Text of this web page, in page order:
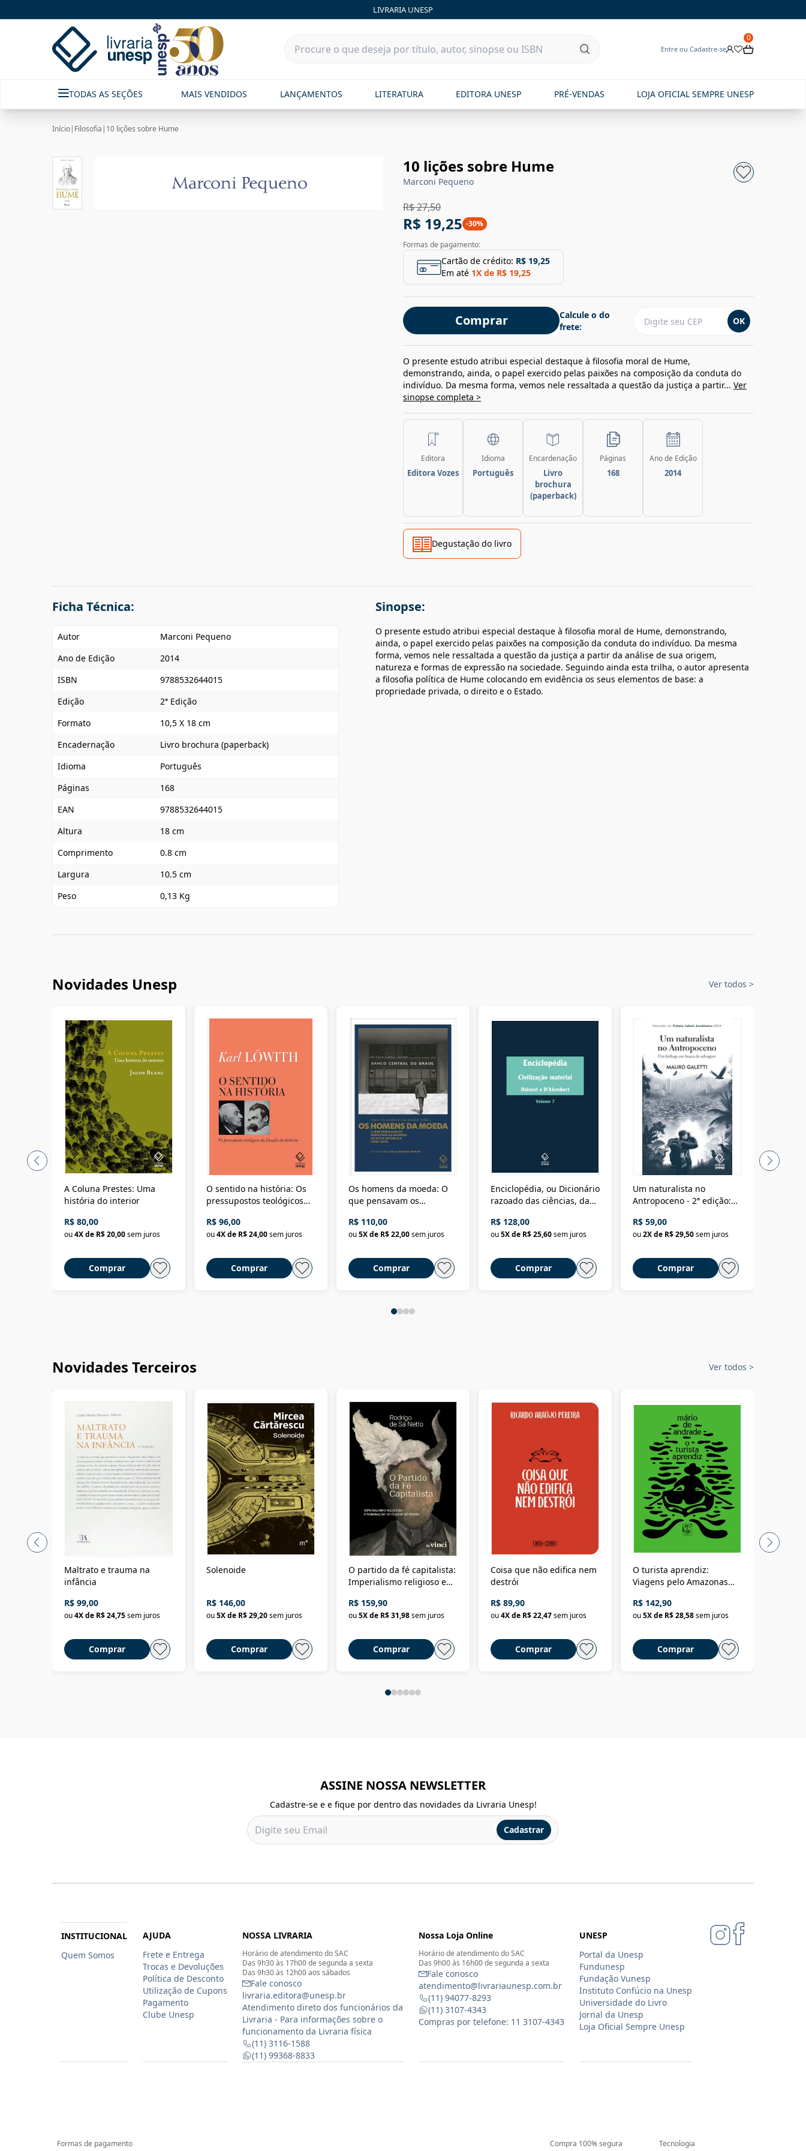
LIVRARIA UNESP
Entre ou Cadastre-se
0
TODAS AS SEÇÕES MAIS VENDIDOS LANÇAMENTOS LITERATURA EDITORA UNESP PRÉ-VENDAS LOJA OFICIAL SEMPRE UNESP
Início| Filosofia | 10 lições sobre Hume
10 lições sobre Hume
Marconi Pequeno
R$ 27,50
R$ 19,25 -30%
Formas de pagamento:
Cartão de crédito: R$ 19,25
Em até 1X de R$ 19,25
Comprar
Calcule o do
frete:
OK
O presente estudo atribui especial destaque à filosofia moral de Hume,
demonstrando, ainda, o papel exercido pelas paixões na composição da conduta do
indivíduo. Da mesma forma, vemos nele ressaltada a questão da justiça a partir... Ver
sinopse completa >
Editora
Editora Vozes
Idioma
Português
Encardenação
Livro
brochura
(paperback)
Páginas
168
Ano de Edição
2014
Degustação do livro
Ficha Técnica:
Autor
Marconi Pequeno
Ano de Edição
2014
ISBN
9788532644015
Edição
2ª Edição
Formato
10,5 X 18 cm
Encadernação
Livro brochura (paperback)
Idioma
Português
Páginas
168
EAN
9788532644015
Altura
18 cm
Comprimento
0.8 cm
Largura
10.5 cm
Peso
0,13 Kg
Sinopse:
O presente estudo atribui especial destaque à filosofia moral de Hume, demonstrando,
ainda, o papel exercido pelas paixões na composição da conduta do indivíduo. Da mesma
forma, vemos nele ressaltada a questão da justiça a partir da análise de sua origem,
natureza e formas de expressão na sociedade. Seguindo ainda esta trilha, o autor apresenta
a filosofia política de Hume colocando em evidência os seus elementos de base: a
propriedade privada, o direito e o Estado.
Novidades Unesp Ver todos >
A Coluna Prestes: Uma
história do interior
R$ 80,00
ou4X de R$ 20,00sem juros
Comprar
O sentido na história: Os
pressupostos teológicos
R$ 96,00
ou4X de R$ 24,00sem juros
Comprar
Os homens da moeda: O
que pensavam os
Nova República (1985-
2018)
R$ 110,00
ou5X de R$ 22,00sem juros
Comprar
Enciclopédia, ou Dicionário
razoado das ciências, das
Civilização material
R$ 128,00
ou5X de R$ 25,60sem juros
Comprar
Um naturalista no
Antropoceno - 2ª edição:
selvagem
R$ 59,00
ou2X de R$ 29,50sem juros
Comprar
Novidades Terceiros Ver todos >
Maltrato e trauma na
infância
R$ 99,00
ou4X de R$ 24,75sem juros
Comprar
Solenoide
R$ 146,00
ou5X de R$ 29,20sem juros
Comprar
O partido da fé capitalista:
Imperialismo religioso e
Brasil
R$ 159,90
ou5X de R$ 31,98sem juros
Comprar
Coisa que não edifica nem
destrói
R$ 89,90
ou4X de R$ 22,47sem juros
Comprar
O turista aprendiz:
Viagens pelo Amazonas
até a Bolívia e por Marajó
até dizer chega
R$ 142,90
ou5X de R$ 28,58sem juros
Comprar
ASSINE NOSSA NEWSLETTER
Cadastre-se e e fique por dentro das novidades da Livraria Unesp!
Cadastrar
INSTITUCIONAL
Quem Somos
AJUDA
Frete e Entrega
Trocas e Devoluções
Política de Desconto
Utilização de Cupons
Pagamento
Clube Unesp
NOSSA LIVRARIA
Horário de atendimento do SAC
Das 9h30 às 17h00 de segunda a sexta
Das 9h30 às 12h00 aos sábados
Fale conosco
livraria.editora@unesp.br
Atendimento direto dos funcionários da
Livraria - Para informações sobre o
funcionamento da Livraria física
(11) 3116-1588
(11) 99368-8833
Nossa Loja Online
Horário de atendimento do SAC
Das 9h00 às 16h00 de segunda a sexta
Fale conosco
atendimento@livrariaunesp.com.br
(11) 94077-8293
(11) 3107-4343
Compras por telefone: 11 3107-4343
UNESP
Portal da Unesp
Fundunesp
Fundação Vunesp
Instituto Confúcio na Unesp
Universidade do Livro
Jornal da Unesp
Loja Oficial Sempre Unesp
Formas de pagamento Compra 100% segura Tecnologia